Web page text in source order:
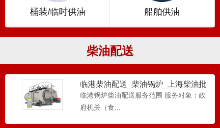
桶装/临时供油 船舶供油
柴油配送
临港柴油配送_柴油锅炉_上海柴油批
发-工厂柴油配送
临港锅炉柴油配送服务范围 服务对象：政
府机关（食...